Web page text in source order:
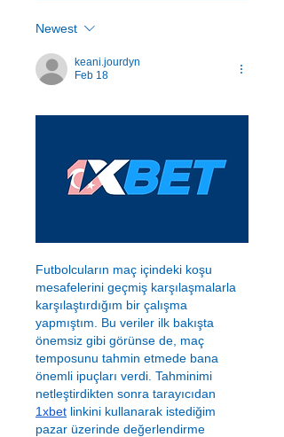
Newest
keani.jourdyn
Feb 18
Futbolcuların maç içindeki koşu
mesafelerini geçmiş karşılaşmalarla
karşılaştırdığım bir çalışma
yapmıştım. Bu veriler ilk bakışta
önemsiz gibi görünse de, maç
temposunu tahmin etmede bana
önemli ipuçları verdi. Tahminimi
1xbet linkini kullanarak istediğim
pazar üzerinde değerlendirme